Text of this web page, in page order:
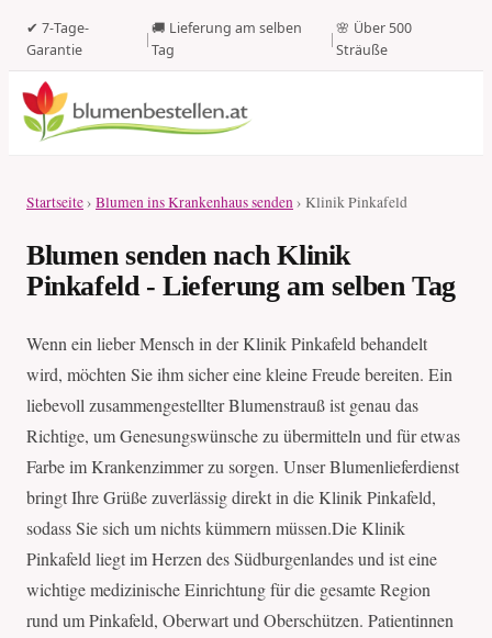
✔ 7-Tage-
Garantie
|
🚚 Lieferung am selben
Tag
|
🌸 Über 500
Sträuße
Startseite› Blumen ins Krankenhaus senden› Klinik Pinkafeld
Blumen senden nach Klinik
Pinkafeld - Lieferung am selben Tag
Wenn ein lieber Mensch in der Klinik Pinkafeld behandelt
wird, möchten Sie ihm sicher eine kleine Freude bereiten. Ein
liebevoll zusammengestellter Blumenstrauß ist genau das
Richtige, um Genesungswünsche zu übermitteln und für etwas
Farbe im Krankenzimmer zu sorgen. Unser Blumenlieferdienst
bringt Ihre Grüße zuverlässig direkt in die Klinik Pinkafeld,
sodass Sie sich um nichts kümmern müssen.Die Klinik
Pinkafeld liegt im Herzen des Südburgenlandes und ist eine
wichtige medizinische Einrichtung für die gesamte Region
rund um Pinkafeld, Oberwart und Oberschützen. Patientinnen